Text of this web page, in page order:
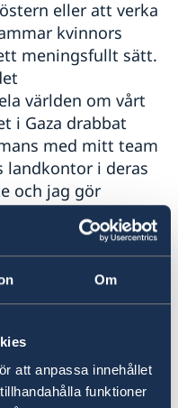
Om
att anpassa innehållet
funktioner
eller att verka
kvinnors
meningsfullt sätt.
världen om vårt
i Gaza drabbat
med mitt team
landkontor i deras
och jag gör
kris- och
som behövs på
mängder av
och inte
de svåraste
inspirerande!